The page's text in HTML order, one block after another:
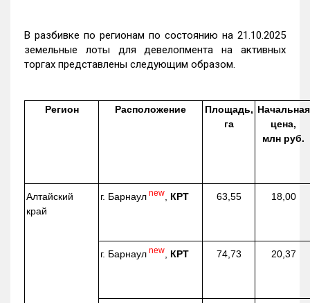
В разбивке по регионам по состоянию на 21.10.2025
земельные лоты для девелопмента на активных
торгах представлены следующим образом.
Регион Расположение
Площадь,
га
Начальная
цена,
млн руб.
Алтайский
край
г. Барнаул new КРТ 63,55 18,00
г. Барнаул new КРТ 74,73 20,37